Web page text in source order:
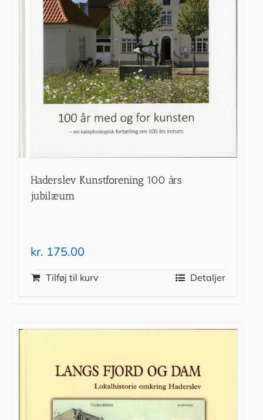
Haderslev Kunstforening 100 års
jubilæum
kr. 175.00
Tilføj til kurv Detaljer